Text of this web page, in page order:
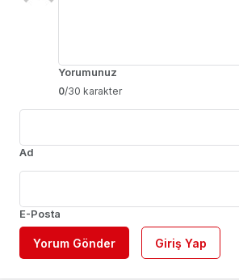
Yorumunuz
0/30 karakter
Ad
E-Posta
Yorum Gönder Giriş Yap